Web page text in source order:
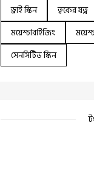
ড্রাই স্কিন
ত্বকের যত্ন
ময়েশ্চারাইজিং
সেনসিটিভ স্কিন